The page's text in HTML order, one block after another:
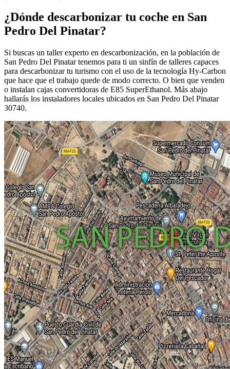
¿Dónde descarbonizar tu coche en San
Pedro Del Pinatar?
Si buscas un taller experto en descarbonización, en la población de
San Pedro Del Pinatar tenemos para ti un sinfín de talleres capaces
para descarbonizar tu turismo con el uso de la tecnología Hy-Carbon
que hace que el trabajo quede de modo correcto. O bien que venden
o instalan cajas convertidoras de E85 SuperEthanol. Más abajo
hallarás los instaladores locales ubicados en San Pedro Del Pinatar
30740.